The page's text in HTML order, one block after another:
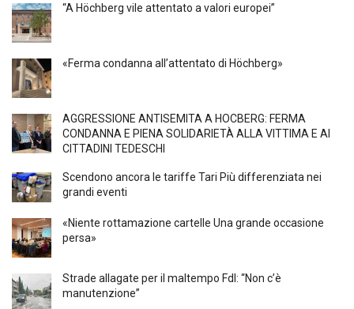
“A Höchberg vile attentato a valori europei”
«Ferma condanna all’attentato di Höchberg»
AGGRESSIONE ANTISEMITA A HÖCBERG: FERMA
CONDANNA E PIENA SOLIDARIETÀ ALLA VITTIMA E AI
CITTADINI TEDESCHI
Scendono ancora le tariffe Tari Più differenziata nei
grandi eventi
«Niente rottamazione cartelle Una grande occasione
persa»
Strade allagate per il maltempo FdI: “Non c’è
manutenzione”